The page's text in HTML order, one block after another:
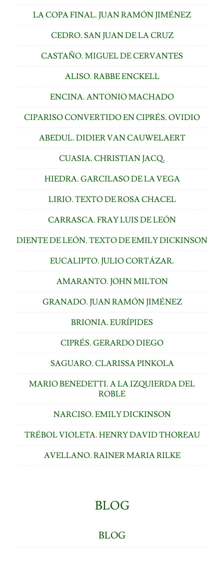
LA COPA FINAL. JUAN RAMÓN JIMÉNEZ
CEDRO. SAN JUAN DE LA CRUZ
CASTAÑO. MIGUEL DE CERVANTES
ALISO. RABBE ENCKELL
ENCINA. ANTONIO MACHADO
CIPARISO CONVERTIDO EN CIPRÉS. OVIDIO
ABEDUL. DIDIER VAN CAUWELAERT
CUASIA. CHRISTIAN JACQ.
HIEDRA. GARCILASO DE LA VEGA
LIRIO. TEXTO DE ROSA CHACEL
CARRASCA. FRAY LUIS DE LEÓN
DIENTE DE LEÓN. TEXTO DE EMILY DICKINSON
EUCALIPTO. JULIO CORTÁZAR.
AMARANTO. JOHN MILTON
GRANADO. JUAN RAMÓN JIMÉNEZ
BRIONIA. EURÍPIDES
CIPRÉS. GERARDO DIEGO
SAGUARO. CLARISSA PINKOLA
MARIO BENEDETTI. A LA IZQUIERDA DEL
ROBLE
NARCISO. EMILY DICKINSON
TRÉBOL VIOLETA. HENRY DAVID THOREAU
AVELLANO. RAINER MARIA RILKE
BLOG
BLOG